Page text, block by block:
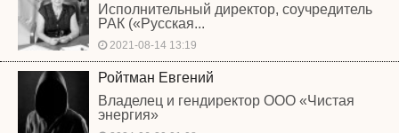
Исполнительный директор, соучредитель
РАК («Русская...
2021-08-14 13:19
Ройтман Евгений
Владелец и гендиректор ООО «Чистая
энергия»